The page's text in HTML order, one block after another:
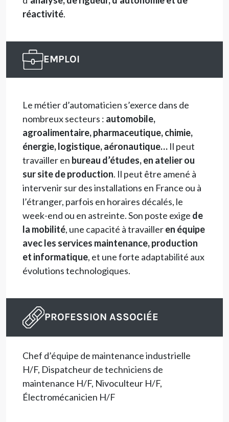
réactivité.
EMPLOI
Le métier d’automaticien s’exerce dans de
nombreux secteurs : automobile,
agroalimentaire, pharmaceutique, chimie,
énergie, logistique, aéronautique… Il peut
travailler en bureau d’études, en atelier ou
sur site de production. Il peut être amené à
intervenir sur des installations en France ou à
l’étranger, parfois en horaires décalés, le
week-end ou en astreinte. Son poste exige de
la mobilité, une capacité à travailleren équipe
avec les services maintenance, production
et informatique, et une forte adaptabilité aux
évolutions technologiques.
PROFESSION ASSOCIÉE
Chef d’équipe de maintenance industrielle
H/F, Dispatcheur de techniciens de
maintenance H/F, Nivoculteur H/F,
Électromécanicien H/F